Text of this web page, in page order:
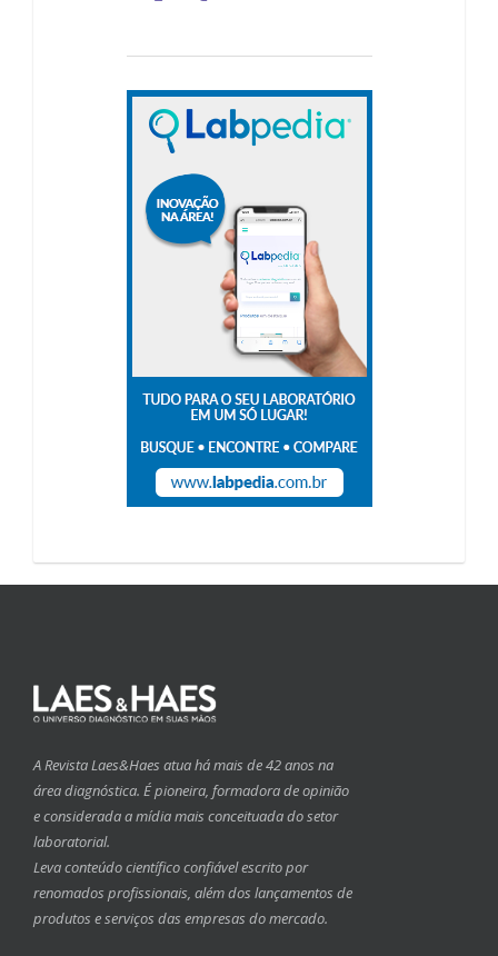
A Revista Laes&Haes atua há mais de 42 anos na
área diagnóstica. É pioneira, formadora de opinião
e considerada a mídia mais conceituada do setor
laboratorial.
Leva conteúdo científico confiável escrito por
renomados profissionais, além dos lançamentos de
produtos e serviços das empresas do mercado.